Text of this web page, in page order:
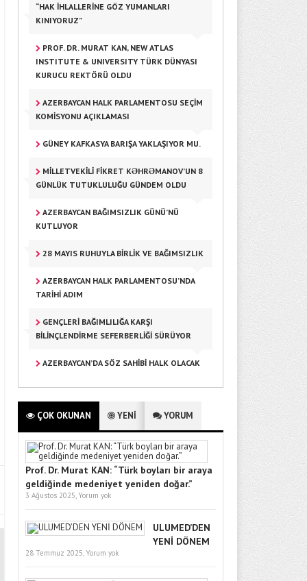
“HAK İHLALLERINE GÖZ YUMANLARI
KINIYORUZ”
PROF. DR. MURAT KAN, NEW ATLAS
INSTITUTE & UNIVERSITY TÜRK DÜNYASI
KURUCU REKTÖRÜ OLDU
AZERBAYCAN HALK PARLAMENTOSU SEÇİM
KOMİSYONU AÇIKLAMASI
GÜNEY KAFKASYA BARIŞA YAKLAŞIYOR MU.
MİLLETVEKİLİ FİKRET KƏHRƏMANOV’UN 8
GÜNLÜK TUTUKLULUĞU GÜNDEM OLDU
AZERBAYCAN BAĞIMSIZLIK GÜNÜ’NÜ
KUTLUYOR
28 MAYIS RUHUYLA BIRLIK VE BAĞIMSIZLIK
AZERBAYCAN HALK PARLAMENTOSU’NDA
TARİHİ ADIM
GENÇLERI BAĞIMLILIĞA KARŞI
BILINÇLENDIRME SEFERBERLIĞI SÜRÜYOR
AZERBAYCAN’DA SÖZ SAHİBİ HALK OLACAK
ÇOK OKUNAN YENİ YORUM
Prof. Dr. Murat KAN: “Türk boyları bir araya
geldiğinde medeniyet yeniden doğar.”
3 Ağustos 2025, Yorum yok
ULUMED’DEN
YENİ DÖNEM
28 Temmuz 2025, Yorum yok